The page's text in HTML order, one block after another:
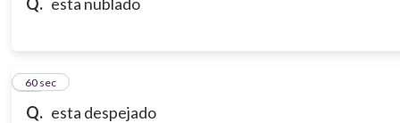
Q. esta despejado
18
60 sec